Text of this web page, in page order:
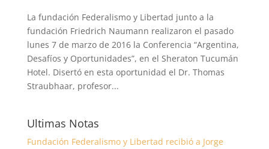
La fundación Federalismo y Libertad junto a la
fundación Friedrich Naumann realizaron el pasado
lunes 7 de marzo de 2016 la Conferencia “Argentina,
Desafíos y Oportunidades”, en el Sheraton Tucumán
Hotel. Disertó en esta oportunidad el Dr. Thomas
Straubhaar, profesor...
Ultimas Notas
Fundación Federalismo y Libertad recibió a Jorge